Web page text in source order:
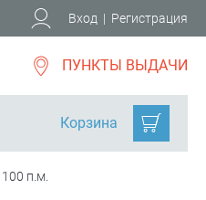
Вход | Регистрация
ПУНКТЫ ВЫДАЧИ
Корзина
п.м.